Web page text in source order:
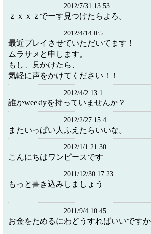
2012/7/31 13:53
ｚｘｘｚでーす見つけたらよろ。
2012/4/14 0:5
最近プレイさせていただいてます！
ムラサメと申します。
もし、見かけたら、
気軽に声をかけてください！！
2012/4/2 13:1
誰かweekiyを持っていませんか？
2012/2/27 15:4
またいっぱい人ふえたらいいな。
2012/1/1 21:30
こんにちはワンピースです
2011/12/30 17:23
もっと書き込みしましょう
2011/9/4 10:45
お金をためるにわどうすればいいですか